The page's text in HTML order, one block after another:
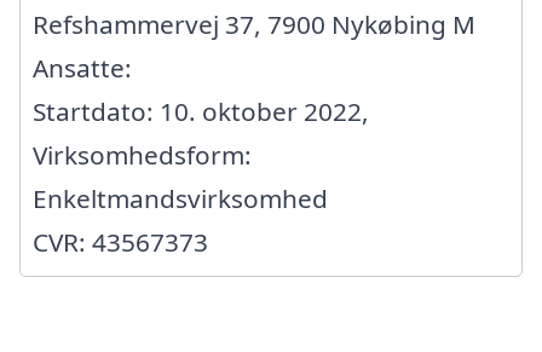
Refshammervej 37, 7900 Nykøbing M
Ansatte:
Startdato: 10. oktober 2022,
Virksomhedsform:
Enkeltmandsvirksomhed
CVR: 43567373